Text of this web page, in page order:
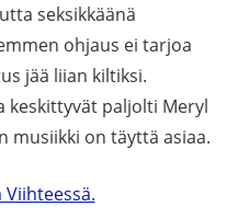
seksikkäänä
ohjaus ei tarjoa
jää liian kiltiksi.
keskittyvät paljolti Meryl
musiikki on täyttä asiaa.
Viihteessä.